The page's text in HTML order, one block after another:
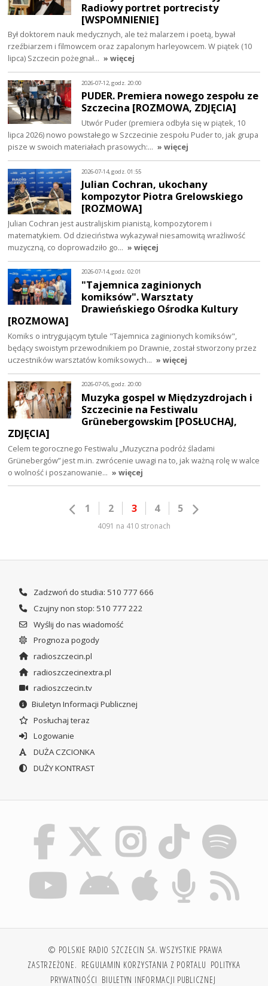
Radiowy portret portrecisty
[WSPOMNIENIE]
Był doktorem nauk medycznych, ale też malarzem i poetą, bywał
rzeźbiarzem i filmowcem oraz zapalonym harleyowcem. W piątek (10
lipca) Szczecin pożegnał… » więcej
2026-07-12, godz. 20:00
PUDER. Premiera nowego zespołu ze
Szczecina [ROZMOWA, ZDJĘCIA]
Utwór Puder (premiera odbyła się w piątek, 10
lipca 2026) nowo powstałego w Szczecinie zespołu Puder to, jak grupa
pisze w swoich materiałach prasowych:… » więcej
2026-07-14, godz. 01:55
Julian Cochran, ukochany
kompozytor Piotra Grelowskiego
[ROZMOWA]
Julian Cochran jest australijskim pianistą, kompozytorem i
matematykiem. Od dzieciństwa wykazywał niesamowitą wrażliwość
muzyczną, co doprowadziło go… » więcej
2026-07-14, godz. 02:01
"Tajemnica zaginionych
komiksów". Warsztaty
Drawieńskiego Ośrodka Kultury
[ROZMOWA]
Komiks o intrygującym tytule "Tajemnica zaginionych komiksów",
będący swoistym przewodnikiem po Drawnie, został stworzony przez
uczestników warsztatów komiksowych… » więcej
2026-07-05, godz. 20:00
Muzyka gospel w Międzyzdrojach i
Szczecinie na Festiwalu
Grünebergowskim [POSŁUCHAJ,
ZDJĘCIA]
Celem tegorocznego Festiwalu „Muzyczna podróż śladami
Grünebergów” jest m.in. zwrócenie uwagi na to, jak ważną rolę w walce
o wolność i poszanowanie… » więcej
1 2 3 4 5
4091 na 410 stronach
Zadzwoń do studia: 510 777 666
Czujny non stop: 510 777 222
Wyślij do nas wiadomość
Prognoza pogody
radioszczecin.pl
radioszczecinextra.pl
radioszczecin.tv
Biuletyn Informacji Publicznej
Posłuchaj teraz
Logowanie
DUŻA CZCIONKA
DUŻY KONTRAST
© POLSKIE RADIO SZCZECIN SA. WSZYSTKIE PRAWA
ZASTRZEŻONE. REGULAMIN KORZYSTANIA Z PORTALU POLITYKA
PRYWATNOŚCI BIULETYN INFORMACJI PUBLICZNEJ